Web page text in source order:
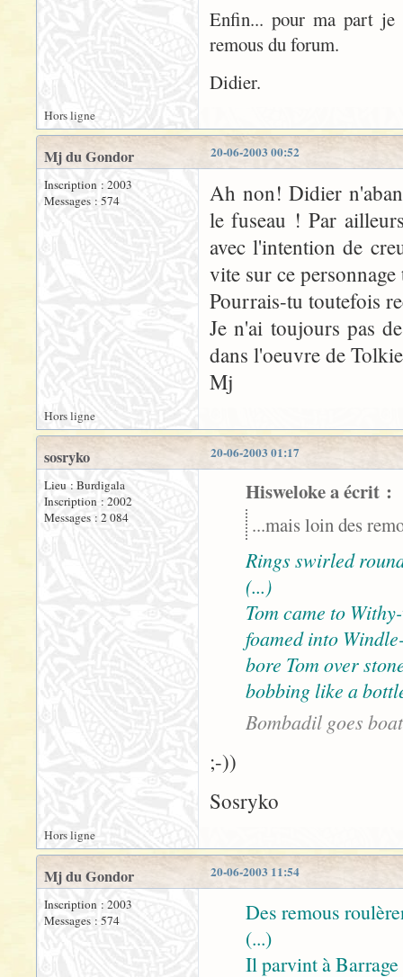
Enfin... pour ma part je
remous du forum.
Didier.
Hors ligne
20-06-2003 00:52
Mj du Gondor
Inscription : 2003
Messages : 574
Ah non! Didier
le fuseau ! Par
avec l'intention de
vite sur ce
Pourrais-tu toutefois
Je n'ai toujours pas
dans l'oeuvre de
Mj
Hors ligne
20-06-2003 01:17
sosryko
Lieu : Burdigala
Inscription : 2002
Messages : 2 084
Hisweloke a écrit :
...mais loin des
Rings swirled
(...)
Tom came to
foamed into
bore Tom over
bobbing like a
Bombadil goes
;-))
Sosryko
Hors ligne
20-06-2003 11:54
Mj du Gondor
Inscription : 2003
Messages : 574
Des remous
(...)
Il parvint à